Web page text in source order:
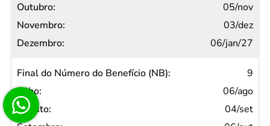
05/nov
03/dez
06/jan/27
9
06/ago
04/set